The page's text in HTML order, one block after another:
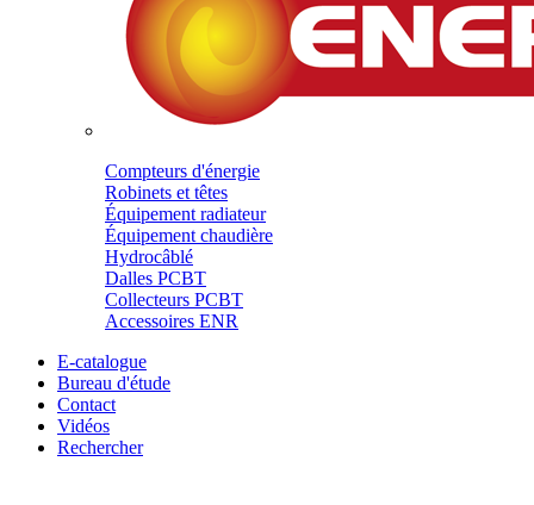
Compteurs d'énergie
Robinets et têtes
Équipement radiateur
Équipement chaudière
Hydrocâblé
Dalles PCBT
Collecteurs PCBT
Accessoires ENR
E-catalogue
Bureau d'étude
Contact
Vidéos
Rechercher